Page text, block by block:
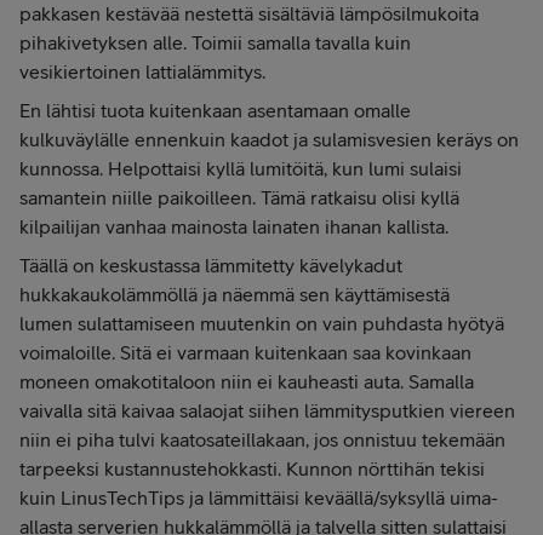
pakkasen kestävää nestettä sisältäviä lämpösilmukoita
pihakivetyksen alle. Toimii samalla tavalla kuin
vesikiertoinen lattialämmitys.
En lähtisi tuota kuitenkaan asentamaan omalle
kulkuväylälle ennenkuin kaadot ja sulamisvesien keräys on
kunnossa. Helpottaisi kyllä lumitöitä, kun lumi sulaisi
samantein niille paikoilleen. Tämä ratkaisu olisi kyllä
kilpailijan vanhaa mainosta lainaten ihanan kallista.
Täällä on keskustassa lämmitetty kävelykadut
hukkakaukolämmöllä ja näemmä sen käyttämisestä
lumen sulattamiseen muutenkin on vain puhdasta hyötyä
voimaloille. Sitä ei varmaan kuitenkaan saa kovinkaan
moneen omakotitaloon niin ei kauheasti auta. Samalla
vaivalla sitä kaivaa salaojat siihen lämmitysputkien viereen
niin ei piha tulvi kaatosateillakaan, jos onnistuu tekemään
tarpeeksi kustannustehokkasti. Kunnon nörttihän tekisi
kuin LinusTechTips ja lämmittäisi keväällä/syksyllä uima-
allasta serverien hukkalämmöllä ja talvella sitten sulattaisi